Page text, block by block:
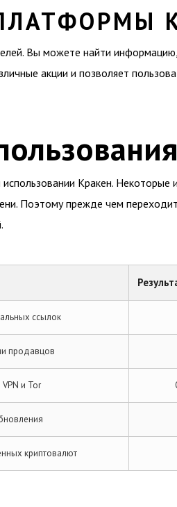
Вы можете найти
акции и позволяет
Кракен. Некоторые
Поэтому прежде чем
ссылок
продавцов
и Tor
криптовалют